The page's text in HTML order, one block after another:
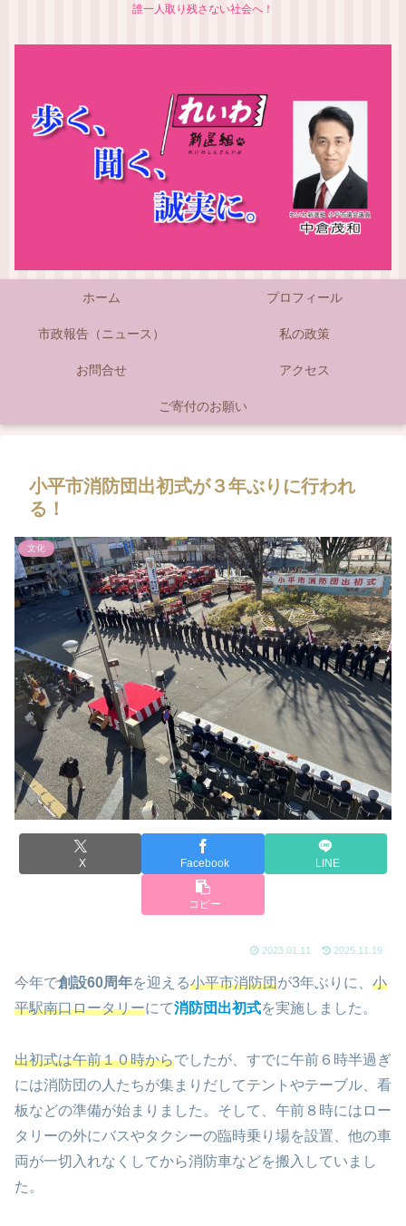
誰一人取り残さない社会へ！
ホーム プロフィール
市政報告（ニュース） 私の政策
お問合せ アクセス
ご寄付のお願い
小平市消防団出初式が３年ぶりに行われ
る！
文化
X Facebook LINE
コピー
2023.01.11 2025.11.19
今年で創設60周年を迎える小平市消防団が3年ぶりに、 小
平駅南口ロータリーにて消防団出初式を実施しました。
出初式は午前１０時からでしたが、すでに午前６時半過ぎ
には消防団の人たちが集まりだしてテントやテーブル、看
板などの準備が始まりました。そして、午前８時にはロー
タリーの外にバスやタクシーの臨時乗り場を設置、他の車
両が一切入れなくしてから消防車などを搬入していまし
た。